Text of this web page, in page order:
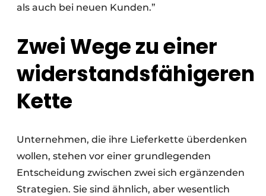
als auch bei neuen Kunden.”
Zwei Wege zu einer
widerstandsfähigeren
Kette
Unternehmen, die ihre Lieferkette überdenken
wollen, stehen vor einer grundlegenden
Entscheidung zwischen zwei sich ergänzenden
Strategien. Sie sind ähnlich, aber wesentlich